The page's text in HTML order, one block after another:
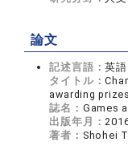
論文
記述言語：英語
タイトル：
awarding prizes
誌名： Games
出版年月：
著者： Shohei